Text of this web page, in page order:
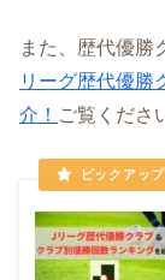
また、歴代優勝
リーグ歴代優勝
介！ ご覧くださ